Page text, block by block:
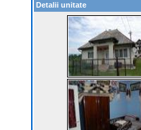
Detalii unitate